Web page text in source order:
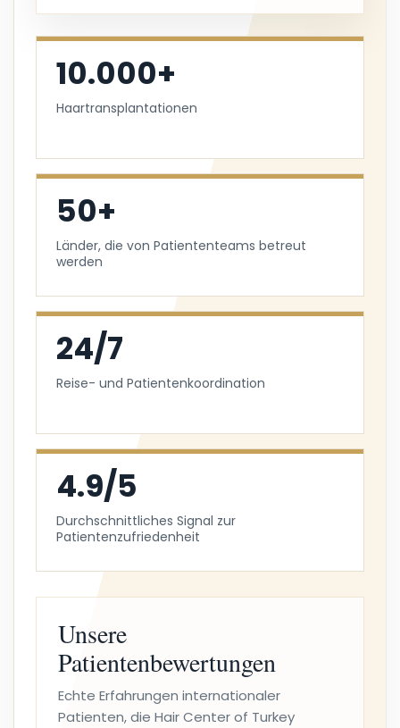
10.000+
Haartransplantationen
50+
Länder, die von Patiententeams betreut
werden
24/7
Reise- und Patientenkoordination
4.9/5
Durchschnittliches Signal zur
Patientenzufriedenheit
Unsere
Patientenbewertungen
Echte Erfahrungen internationaler
Patienten, die Hair Center of Turkey